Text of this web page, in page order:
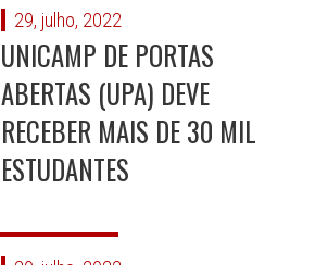
29, julho, 2022
UNICAMP DE PORTAS
ABERTAS (UPA) DEVE
RECEBER MAIS DE 30 MIL
ESTUDANTES